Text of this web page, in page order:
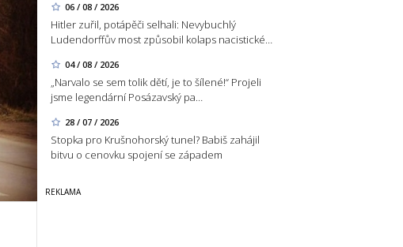
06 / 08 / 2026
Hitler zuřil, potápěči selhali: Nevybuchlý
Ludendorffův most způsobil kolaps nacistické…
04 / 08 / 2026
„Narvalo se sem tolik dětí, je to šílené!“ Projeli
jsme legendární Posázavský pa…
28 / 07 / 2026
Stopka pro Krušnohorský tunel? Babiš zahájil
bitvu o cenovku spojení se západem